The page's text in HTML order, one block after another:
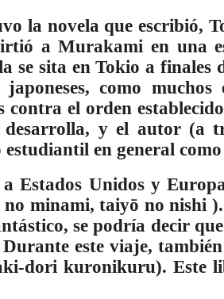
la novela que escribió,
a Murakami en una
se sita en Tokio a finales
como muchos
el orden
y el autor (a
en general
a Estados Unidos y
minami, taiyō no nishi
se podría decir
este viaje,
dori kuronikuru). Este